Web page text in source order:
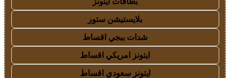
بلايستيشن ستور
شدات ببجي اقساط
ايتونز امريكي اقساط
ايتونز سعودي اقساط